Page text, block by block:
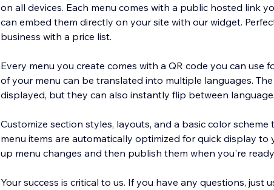
on all devices. Each menu comes with a public hosted link
can embed them directly on your site with our widget.
business with a price list.
Every menu you create comes with a QR code you can use
of your menu can be translated into multiple languages.
displayed, but they can also instantly flip between
Customize section styles, layouts, and a basic color
menu items are automatically optimized for quick display to
up menu changes and then publish them when you're
Your success is critical to us. If you have any questions,